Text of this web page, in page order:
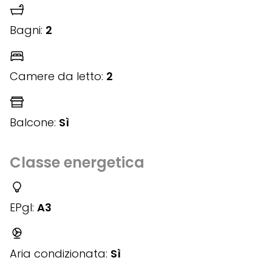
Bagni: 2
Camere da letto: 2
Balcone: Sì
Classe energetica
EPgl: A3
Aria condizionata: Sì